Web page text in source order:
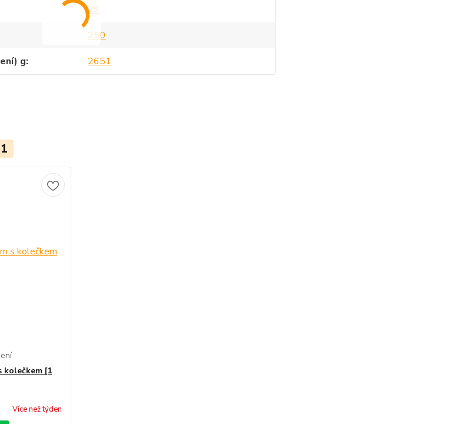
29
250
g
2651
1
kolečkem [1
Více než týden